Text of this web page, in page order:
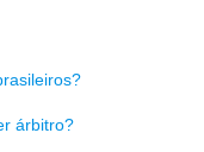
árbitro?